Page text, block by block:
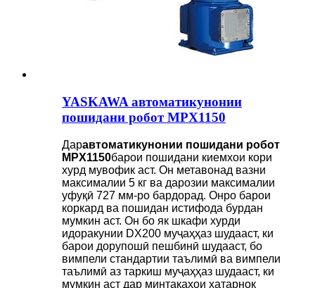
YASKAWA автоматикунонии
пошидани робот MPX1150
Даравтоматикунонии пошидани робот
MPX1150барои пошидани киемхои кори
хурд мувофик аст. Он метавонад вазни
максималии 5 кг ва дарозии максималии
уфуқӣ 727 мм-ро бардорад. Онро барои
коркард ва пошидан истифода бурдан
мумкин аст. Он бо як шкафи хурди
идоракунии DX200 муҷаҳҳаз шудааст, ки
барои дорупошӣ пешбинӣ шудааст, бо
вимпели стандартии таълимӣ ва вимпели
таълимӣ аз таркиш муҷаҳҳаз шудааст, ки
мумкин аст дар минтақаҳои хатарнок